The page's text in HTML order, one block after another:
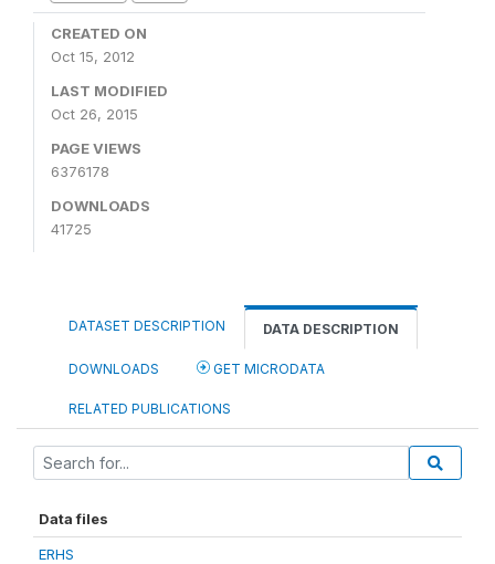
CREATED ON
Oct 15, 2012
LAST MODIFIED
Oct 26, 2015
PAGE VIEWS
6376178
DOWNLOADS
41725
DATASET DESCRIPTION DATA DESCRIPTION
DOWNLOADS GET MICRODATA
RELATED PUBLICATIONS
Data files
ERHS